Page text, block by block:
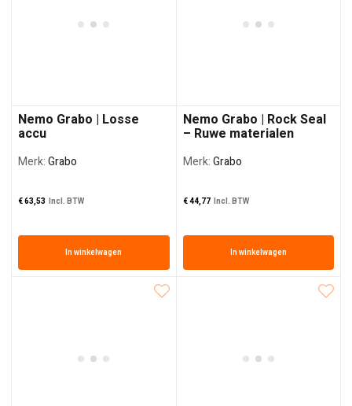
Nemo Grabo | Losse
accu
€63,53 Incl. BTW
In winkelwagen
Merk:Grabo
Nemo Grabo | Rock Seal
– Ruwe materialen
€44,77 Incl. BTW
In winkelwagen
Merk:Grabo